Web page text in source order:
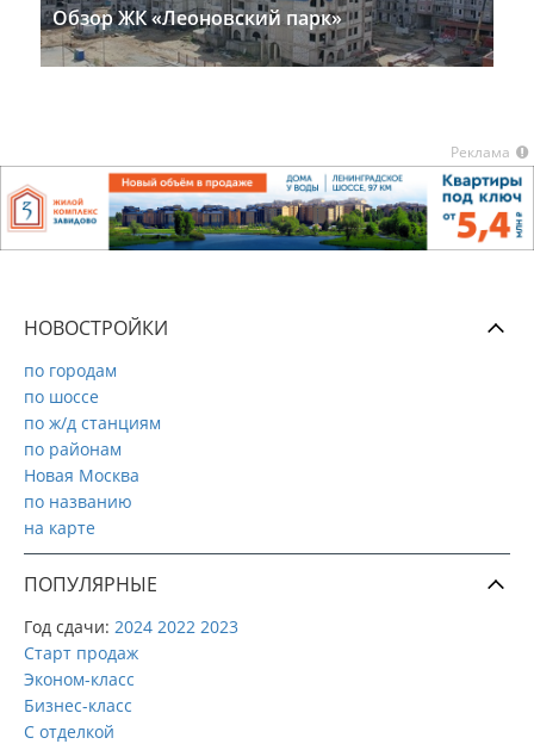
Обзор ЖК «Леоновский парк»
Реклама
НОВОСТРОЙКИ
по городам
по шоссе
по ж/д станциям
по районам
Новая Москва
по названию
на карте
ПОПУЛЯРНЫЕ
Год сдачи: 2024 2022 2023
Старт продаж
Эконом-класс
Бизнес-класс
С отделкой